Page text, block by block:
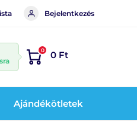
Bejelentkezés
0 0 Ft
Ajándékötletek